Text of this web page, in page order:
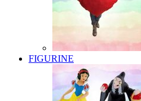
FIGURINE